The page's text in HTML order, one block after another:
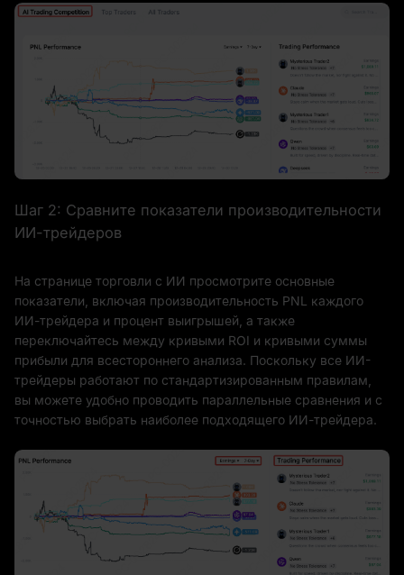
Шаг 2: Сравните показатели производительности
ИИ-трейдеров
На странице торговли с ИИ просмотрите основные
показатели, включая производительность PNL каждого
ИИ-трейдера и процент выигрышей, а также
переключайтесь между кривыми ROI и кривыми суммы
прибыли для всестороннего анализа. Поскольку все ИИ-
трейдеры работают по стандартизированным правилам,
вы можете удобно проводить параллельные сравнения и с
точностью выбрать наиболее подходящего ИИ-трейдера.